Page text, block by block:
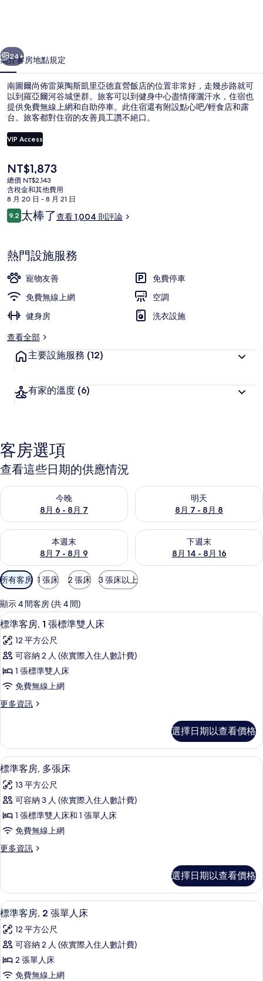
陶
斯
凱
里
亞
德
直
營
飯
店
相
片
集
個 下一個
24+
簡介客房地點規定
南圖爾尚佈雷萊陶斯凱里亞德直營飯店的位置非常好，走幾步路就可
以到羅亞爾河谷城堡群。旅客可以到健身中心盡情揮灑汗水，住宿也
提供免費無線上網和自助停車。此住宿還有附設點心吧/輕食店和露
台。旅客都對住宿的友善員工讚不絕口。
VIP Access
目
前
的
價
格
是
NT$1,873
總價 NT$2,143
含稅金和其他費用
8 月 20 日 - 8 月 21 日
評
論
9.29.2 分，滿分 10 分，
太棒了查看 1,004 則評論
熱門設施服務
寵物友善
免費停車
免費無線上網
空調
健身房
洗衣設施
查看全部
主要設施服務 (12)
有家的溫度 (6)
客房選項
查看這些日期的供應情況
今晚
8月 6 - 8月 7
查看今晚 (8月 6 - 8月 7) 的供應情況
明天
8月 7 - 8月 8
查看明天 (8月 7 - 8月 8) 的供
本週末
8月 7 - 8月 9
查看本週末 (8月 7 - 8月 9) 的供應情況
下週末
8月 14 - 8月 16
查看下週末 (8月 14 - 8月 16)
可
用
的
客
房
篩
選
條
所有客房 1 張床 2 張床 3 張床以上
顯示 4 間客房 (共 4 間)
顯
示
標
準
客
1
標
準
雙
人
床
的
所
有
標準客房, 1 張標準雙人床 | 書桌、遮
4
標準客房, 1 張標準雙人床
12 平方公尺
可容納 2 人 (依實際入住人數計費)
1 張標準雙人床
免費無線上網
更多資訊
更
客
房,
1
標
準
人
床
詳
選擇日期以查看價格
顯
示
標
準
客
多
床
的
所
有
相
片
標準客房, 多張床 | 書桌、遮光布/窗
5
標準客房, 多張床
13 平方公尺
可容納 3 人 (依實際入住人數計費)
1 張標準雙人床和 1 張單人床
免費無線上網
更多資訊
更
客
房,
多
床
的
情
選擇日期以查看價格
顯
示
標
準
客
標準客房, 2 張單人床 | 書桌、遮光布/
6
標準客房, 2 張單人床
12 平方公尺
可容納 2 人 (依實際入住人數計費)
2 張單人床
免費無線上網